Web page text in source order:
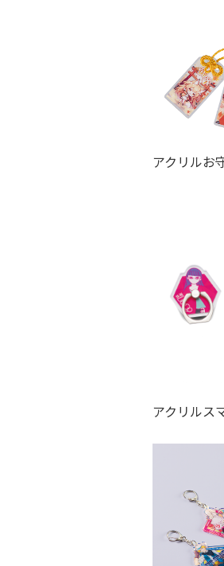
アクリルお
アクリルス